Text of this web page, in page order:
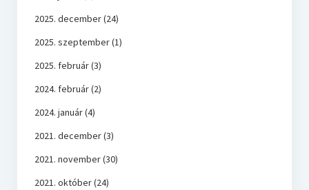
2025. december(24)
2025. szeptember(1)
2025. február(3)
2024. február(2)
2024. január(4)
2021. december(3)
2021. november(30)
2021. október(24)